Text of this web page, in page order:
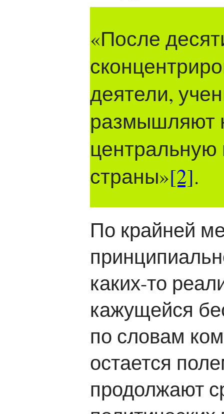
«После
деятели,
размышляют
центральную
страны»[2].
По крайней
каких-то
кажущейся
по словам
остается
продолжают